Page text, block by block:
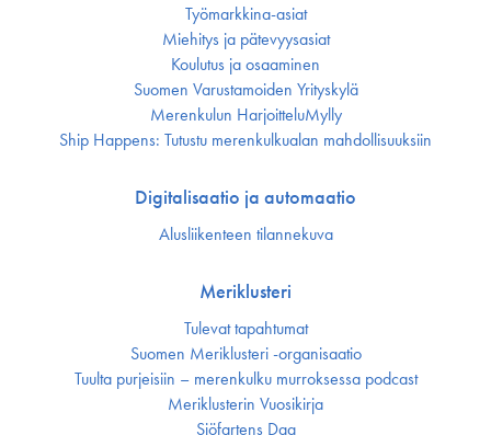
Työmarkkina-asiat
Miehitys ja pätevyys­asiat
Koulutus ja osaaminen
Suomen Varustamoiden Yrityskylä
Merenkulun HarjoitteluMylly
Ship Happens: Tutustu merenkulkualan mahdollisuuksiin
Digitalisaatio ja automaatio
Alusliikenteen tilannekuva
Meriklusteri
Tulevat tapahtumat
Suomen Meriklusteri -organisaatio
Tuulta purjeisiin – merenkulku murroksessa podcast
Meriklusterin Vuosikirja
Sjöfartens Dag